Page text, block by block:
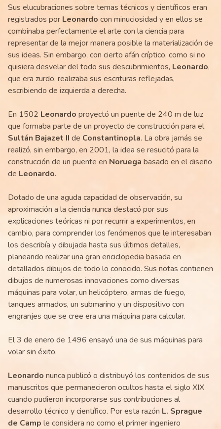
Sus elucubraciones sobre temas técnicos y científicos eran
registrados por Leonardo con minuciosidad y en ellos se
combinaba perfectamente el arte con la ciencia para
representar de la mejor manera posible la materialización de
sus ideas. Sin embargo, con cierto afán críptico, como si no
quisiera desvelar del todo sus descubrimientos, Leonardo,
que era zurdo, realizaba sus escrituras reflejadas,
escribiendo de izquierda a derecha.
En 1502 Leonardo proyectó un puente de 240 m de luz
que formaba parte de un proyecto de construcción para el
Sultán Bajazet II de Constantinopla. La obra jamás se
realizó, sin embargo, en 2001, la idea se resucitó para la
construcción de un puente en Noruega basado en el diseño
de Leonardo.
Dotado de una aguda capacidad de observación, su
aproximación a la ciencia nunca destacó por sus
explicaciones teóricas ni por recurrir a experimentos, en
cambio, para comprender los fenómenos que le interesaban
los describía y dibujada hasta sus últimos detalles,
planeando realizar una gran enciclopedia basada en
detallados dibujos de todo lo conocido. Sus notas contienen
dibujos de numerosas innovaciones como diversas
máquinas para volar, un helicóptero, armas de fuego,
tanques armados, un submarino y un dispositivo con
engranjes que se cree era una máquina para calcular.
El 3 de enero de 1496 ensayó una de sus máquinas para
volar sin éxito.
Leonardo nunca publicó o distribuyó los contenidos de sus
manuscritos que permanecieron ocultos hasta el siglo XIX
cuando pudieron incorporarse sus contribuciones al
desarrollo técnico y científico. Por esta razón L. Sprague
de Camp le considera no como el primer ingeniero